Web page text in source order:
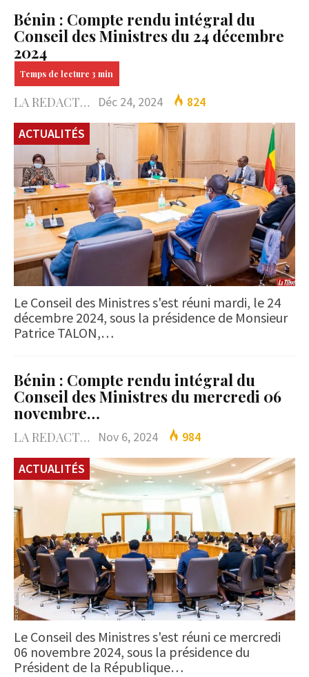
Bénin : Compte rendu intégral du
Conseil des Ministres du 24 décembre
2024
LA REDACTION Déc 24, 2024
824
ACTUALITÉS
Le Conseil des Ministres s'est réuni mardi, le 24
décembre 2024, sous la présidence de Monsieur
Patrice TALON,…
Bénin : Compte rendu intégral du
Conseil des Ministres du mercredi 06
novembre…
LA REDACTION Nov 6, 2024
984
ACTUALITÉS
Le Conseil des Ministres s'est réuni ce mercredi
06 novembre 2024, sous la présidence du
Président de la République…